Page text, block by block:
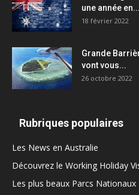
une année en...
18 février 2022
Grande
vont vous...
26 octobre 2022
Rubriques populaires
Les News en Australie
Découvrez le Working Holiday
Les plus beaux Parcs Nationaux